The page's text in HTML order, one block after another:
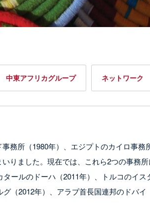
中東アフリカグループ ネットワーク
務所（1980年）、エジプトのカイロ事務
りました。現在では、これら2つの事務
ールのドーハ（2011年）、トルコのイ
（2012年）、アラブ首長国連邦のドバイ